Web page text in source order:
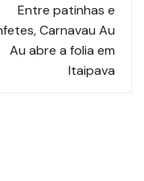
Entre patinhas e
Carnavau Au
Au abre a folia em
Itaipava